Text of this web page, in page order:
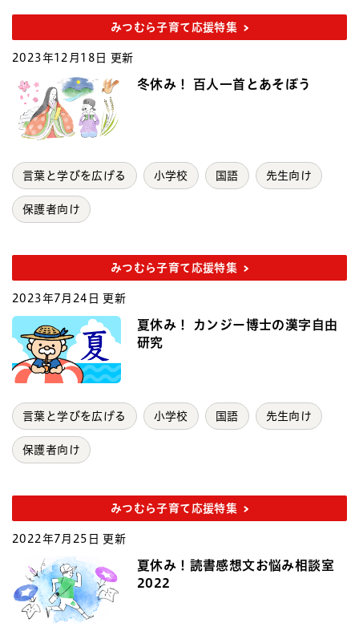
みつむら子育て応援特集
2023年12月18日 更新
冬休み！ 百人一首とあそぼう
言葉と学びを広げる 小学校 国語 先生向け
保護者向け
みつむら子育て応援特集
2023年7月24日 更新
夏休み！ カンジー博士の漢字自由
研究
言葉と学びを広げる 小学校 国語 先生向け
保護者向け
みつむら子育て応援特集
2022年7月25日 更新
夏休み！読書感想文お悩み相談室
2022